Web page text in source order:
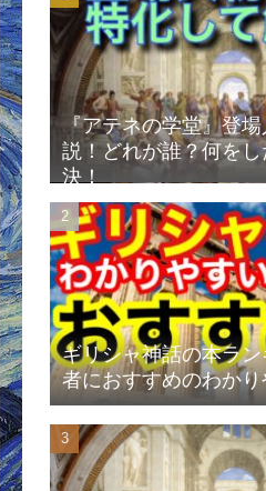
『アテネの学堂』登
説！どれが誰？何を
決！
ギリシャ神話の本ラ
者におすすめのわかり